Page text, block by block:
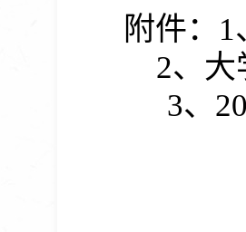
附件： 1
2、
3、